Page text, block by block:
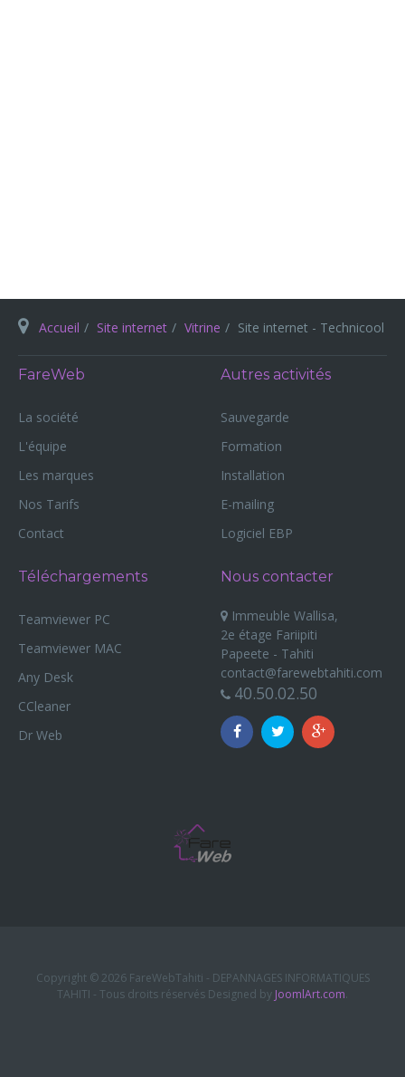
Accueil Site internet Vitrine Site internet - Technicool
FareWeb
La société
L'équipe
Les marques
Nos Tarifs
Contact
Autres activités
Sauvegarde
Formation
Installation
E-mailing
Logiciel EBP
Téléchargements
Teamviewer PC
Teamviewer MAC
Any Desk
CCleaner
Dr Web
Nous contacter
Immeuble Wallisa,
2e étage Fariipiti
Papeete - Tahiti
contact@farewebtahiti.com
40.50.02.50
Copyright © 2026 FareWebTahiti - DEPANNAGES INFORMATIQUES
TAHITI - Tous droits réservés Designed by JoomlArt.com.